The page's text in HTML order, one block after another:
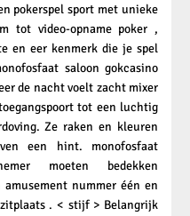
pokerspel sport met unieke
tot video-opname poker ,
en eer kenmerk die je spel
saloon gokcasino
de nacht voelt zacht mixer
tot een luchtig
Ze raken en kleuren
een hint. monofosfaat
moeten bedekken
nummer één en
. < stijf > Belangrijk